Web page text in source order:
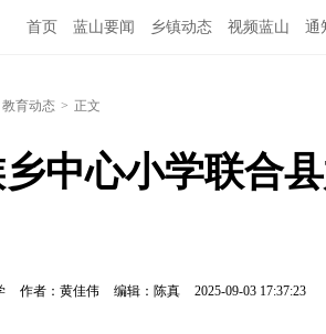
首页 蓝山要闻 乡镇动态 视频蓝山 通
教育动态 > 正文
中心小学联合
作者：黄佳伟 编辑：陈真 2025-09-03 17:37:23